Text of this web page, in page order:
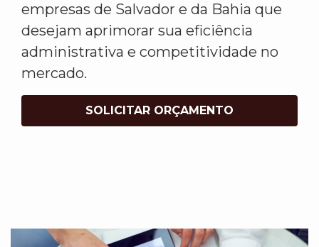
empresas de Salvador e da Bahia que
desejam aprimorar sua eficiência
administrativa e competitividade no
mercado.
SOLICITAR ORÇAMENTO